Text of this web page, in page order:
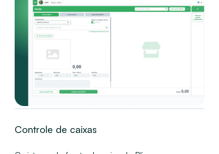
Controle de caixas